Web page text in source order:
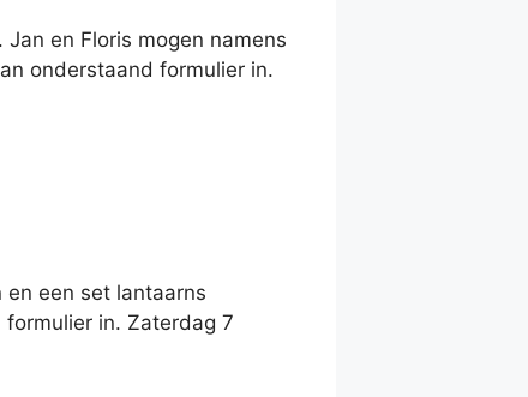
en Floris mogen namens
onderstaand formulier in.
een set lantaarns
in. Zaterdag 7